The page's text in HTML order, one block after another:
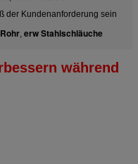
der Kundenanforderung sein
, erw Stahlschläuche
während